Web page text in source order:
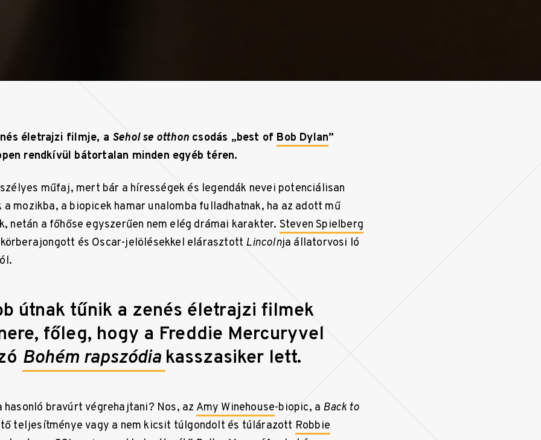
életrajzi filmje, a Sehol se otthon csodás „best of Bob Dylan”
rendkívül bátortalan minden egyéb téren.
műfaj, mert bár a hírességek és legendák nevei potenciálisan
a mozikba, a biopicek hamar unalomba fulladhatnak, ha az adott mű
netán a főhőse egyszerűen nem elég drámai karakter. Steven Spielberg
és Oscar-jelölésekkel elárasztott Lincolnja állatorvosi ló
útnak tűnik a zenés életrajzi filmek
főleg, hogy a Freddie Mercuryvel
Bohém rapszódia kasszasiker lett.
hasonló bravúrt végrehajtani? Nos, az Amy Winehouse-biopic, a Back to
teljesítménye vagy a nem kicsit túlgondolt és túlárazott Robbie